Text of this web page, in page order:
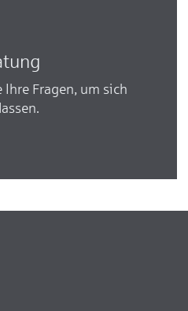
Ihre Fragen, um sich